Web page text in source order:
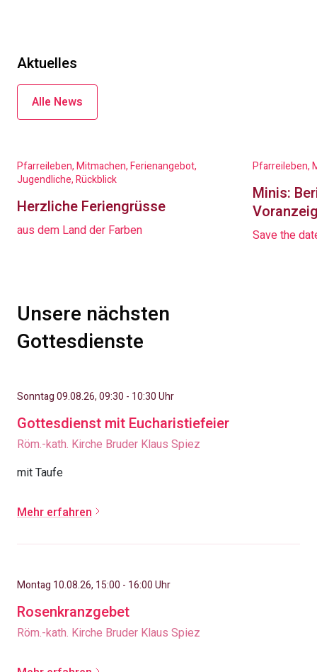
Aktuelles
Alle News
Pfarreileben, Mitmachen, Ferienangebot,
Jugendliche, Rückblick
Herzliche Feriengrüsse
aus dem Land der Farben
Pfarreileben,
Minis:
Save the
Unsere nächsten
Gottesdienste
Sonntag 09.08.26, 09:30 - 10:30 Uhr
Gottesdienst mit Eucharistiefeier
Röm.-kath. Kirche Bruder Klaus Spiez
mit Taufe
Mehr erfahren
Montag 10.08.26, 15:00 - 16:00 Uhr
Rosenkranzgebet
Röm.-kath. Kirche Bruder Klaus Spiez